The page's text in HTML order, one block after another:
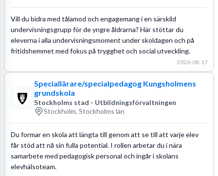
Vill du bidra med tålamod och engagemang i en särskild
undervisningsgrupp för de yngre åldrarna? Här stöttar du
eleverna i alla undervisningsmoment under skoldagen och på
fritidshemmet med fokus på trygghet och social utveckling.
2026-08-17
Speciallärare/specialpedagog Kungsholmens
grundskola
Stockholms stad - Utbildningsförvaltningen
Stockholm, Stockholms län
Du formar en skola att längta till genom att se till att varje elev
får stöd att nå sin fulla potential. I rollen arbetar du i nära
samarbete med pedagogisk personal och ingår i skolans
elevhälsoteam.